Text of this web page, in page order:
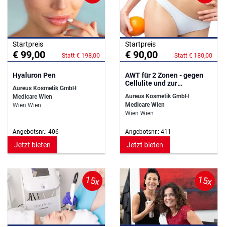
Startpreis
€ 99,00 Statt € 198,00
Hyaluron Pen
Aureus Kosmetik GmbH
Medicare Wien
Wien Wien
Angebotsnr.: 406
Jetzt bieten
Startpreis
€ 90,00 Statt € 180,00
AWT für 2 Zonen - gegen
Cellulite und zur
Hautstraffung
Aureus Kosmetik GmbH
Medicare Wien
Wien Wien
Angebotsnr.: 411
Jetzt bieten
15x 15x